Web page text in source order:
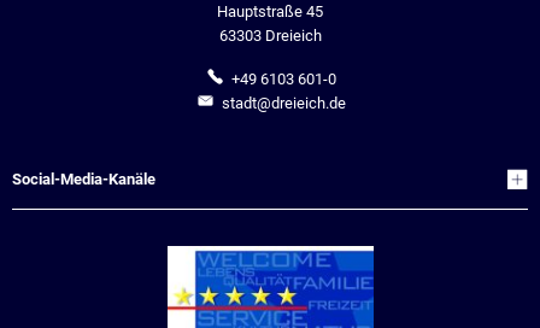
Hauptstraße 45
63303 Dreieich
+49 6103 601-0
stadt@dreieich.de
Social-Media-Kanäle